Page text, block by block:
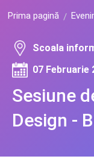
Prima pagină
Sesiune
Design -
Scoala
07 Februarie